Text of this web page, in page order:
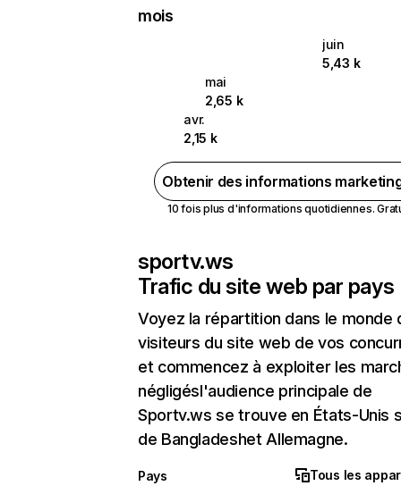
mois
juin
5,43 k
mai
2,65 k
avr.
2,15 k
Obtenir des informations
10 fois plus d'informations quotidiennes.
sportv.ws
Trafic du site web par pays
Voyez la répartition dans le monde
visiteurs du site web de vos
et commencez à exploiter les
négligésl'audience principale de
Sportv.ws se trouve en États-Unis
de Bangladeshet Allemagne.
Pays
Tous les